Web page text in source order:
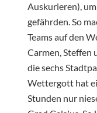
Auskurieren),
gefährden. So
Teams auf den
Carmen, Steffen
die sechs
Wettergott hat
Stunden nur